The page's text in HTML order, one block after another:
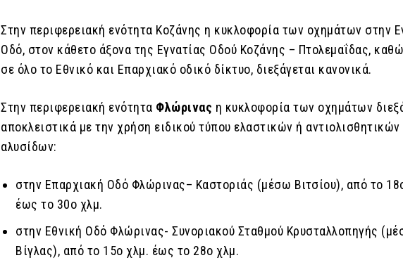
Στην περιφερειακή ενότητα Κοζάνης η κυκλοφορία των οχημάτων στην
Οδό, στον κάθετο άξονα της Εγνατίας Οδού Κοζάνης – Πτολεμαΐδας,
σε όλο το Εθνικό και Επαρχιακό οδικό δίκτυο, διεξάγεται κανονικά.
Στην περιφερειακή ενότητα Φλώρινας η κυκλοφορία των οχημάτων
αποκλειστικά με την χρήση ειδικού τύπου ελαστικών ή αντιολισθητικών
αλυσίδων:
στην Επαρχιακή Οδό Φλώρινας– Καστοριάς (μέσω Βιτσίου), από το
έως το 30ο χλμ.
στην Εθνική Οδό Φλώρινας- Συνοριακού Σταθμού Κρυσταλλοπηγής
Βίγλας), από το 15ο χλμ. έως το 28ο χλμ.